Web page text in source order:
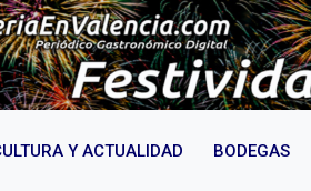
Y ACTUALIDAD BODEGAS